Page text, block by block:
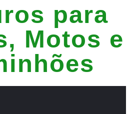
para
Motos e